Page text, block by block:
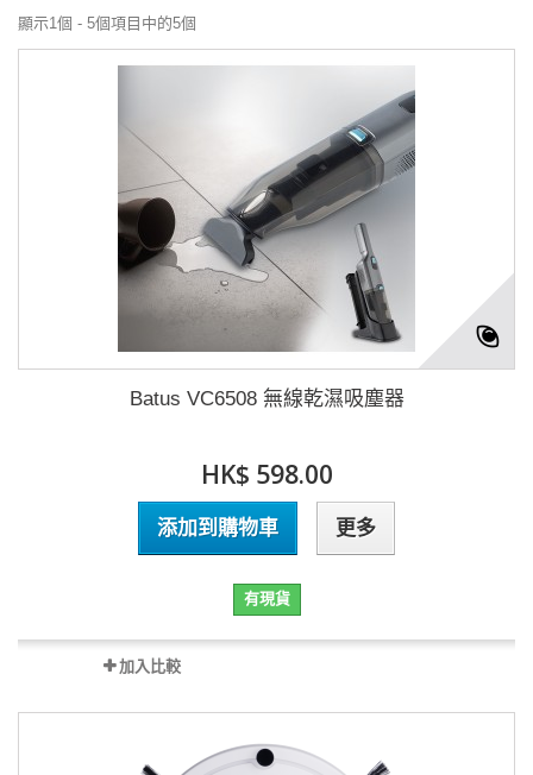
顯示1個 - 5個項目中的5個
Batus VC6508 無線乾濕吸塵器
HK$ 598.00
添加到購物車 更多
有現貨
加入比較